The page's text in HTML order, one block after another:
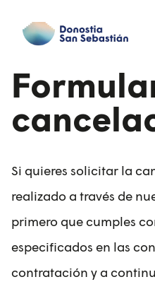
contenido
Si quieres solicitar la
realizado a través de
primero que cumples
especificados en las
contratación y a